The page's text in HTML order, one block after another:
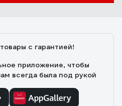
с гарантией!
приложение, чтобы
всегда была под рукой